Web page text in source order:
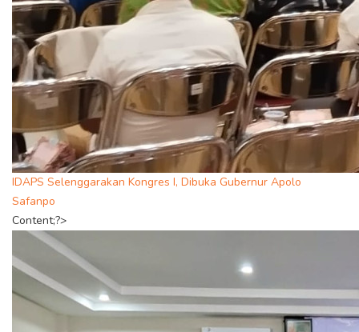
IDAPS Selenggarakan Kongres I, Dibuka Gubernur Apolo
Safanpo
Content;?>